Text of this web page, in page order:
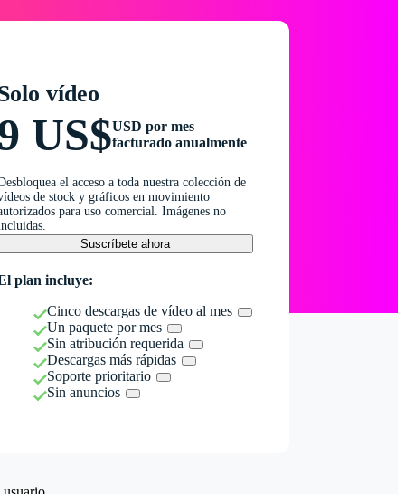
vídeo
US$USD por mes
facturado anualmente
el acceso a toda nuestra colección de
de stock y gráficos en movimiento
para uso comercial. Imágenes no
Suscríbete ahora
plan incluye:
Cinco descargas de vídeo al mes
Un paquete por mes
Sin atribución requerida
Descargas más rápidas
Soporte prioritario
Sin anuncios